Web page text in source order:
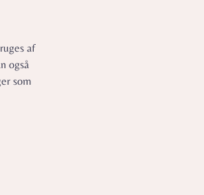
af
også
som